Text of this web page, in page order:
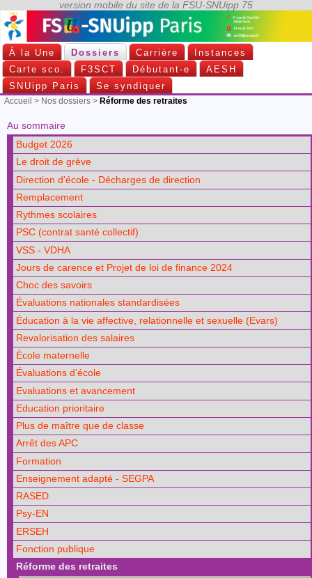
À la Une Dossiers Carrière
Instances
Carte sco.
F3SCT Débutant-e
AESH
SNUipp Paris
Se syndiquer
Accueil > Nos dossiers > Réforme des retraites
Au sommaire
Budget 2026
Le droit de grève
Direction d’école - Décharges de direction
Remplacement
Rythmes scolaires
PSC (contrat santé collectif)
VSS - VDHA
Jours de carence et Projet de loi de finance 2024
Choc des savoirs
Évaluations nationales standardisées
Éducation à la vie affective, relationnelle et sexuelle (Evars)
Revalorisation des salaires
École maternelle
Évaluations d’école
Evaluations et avancement
Education prioritaire
Plus de maître que de classe
Arrêt des APC
Formation
Enseignement adapté - SEGPA
RASED
Psy-EN
ERSEH
Fonction publique
Réforme des retraites